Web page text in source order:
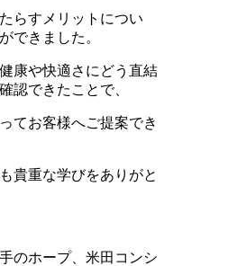
らすメリットについ
できました。
康や快適さにどう直結
認できたことで、
てお客様へご提案でき
貴重な学びをありがと
のホープ、米田コンシ